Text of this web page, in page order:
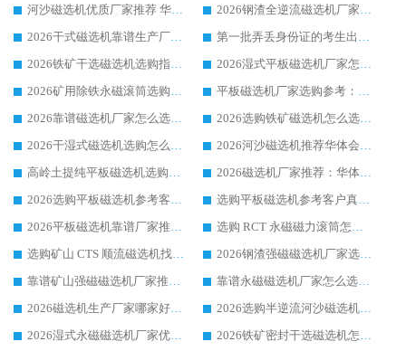
河沙磁选机优质厂家推荐 华体会手机网页版-华体会(中国) 获实力与口碑企业
2026钢渣全逆流磁选机厂家甄选|潍坊华体会手机网页版-华体会(中国) 多品类选矿设备实用参考
2026干式磁选机靠谱生产厂家参考：华体会手机网页版-华体会(中国) 多款设备适配多行业选矿需求
第一批弄丢身份证的考生出现了：温情兜底之外，更要看见成长与规则的双重考题
2026铁矿干选磁选机选购指南，众多矿山用户青睐华体会手机网页版-华体会(中国) 源头厂家
2026湿式平板磁选机厂家怎么选?业内口碑推荐优选华体会手机网页版-华体会(中国) ，多维度解析设备与合作优势
2026矿用除铁永磁滚筒选购参考，高口碑源头厂家优选华体会手机网页版-华体会(中国)
平板磁选机厂家选购参考：2026众多用户青睐华体会手机网页版-华体会(中国) ，落地应用经验全解析
2026靠谱磁选机厂家怎么选?综合实测，众多客户青睐华体会手机网页版-华体会(中国) 设备
2026选购铁矿磁选机怎么选?综合口碑出众的华体会手机网页版-华体会(中国) 值得矿山用户参考
2026干湿式磁选机选购怎么选?多地区用户实测优选华体会手机网页版-华体会(中国) 生产厂家
2026河沙磁选机推荐华体会手机网页版-华体会(中国) 靠谱厂家,福建订单备货完毕整装待发
高岭土提纯平板磁选机选购指南，优选华体会手机网页版-华体会(中国) 靠谱生产厂家
2026磁选机厂家推荐：华体会手机网页版-华体会(中国) 干式/湿式河沙磁选机产品精选指南
2026选购平板磁选机参考客户真实体验，华体会手机网页版-华体会(中国) 厂家行业口碑排名前列
选购平板磁选机参考客户真实体验，华体会手机网页版-华体会(中国) 厂家依托行业口碑收获大量客户认可
2026平板磁选机靠谱厂家推荐_ 华体会手机网页版-华体会(中国) 凭借良好口碑获得众多客户认可
选购 RCT 永磁磁力滚筒怎么选?2026客户口碑认可华体会手机网页版-华体会(中国)
选购矿山 CTS 顺流磁选机找实体厂家，华体会手机网页版-华体会(中国) 按需定制设备配套完善售后
2026钢渣强磁磁选机厂家选购指南 众多业内客户优选华体会手机网页版-华体会(中国)
靠谱矿山强磁磁选机厂家推荐 2026客户真实使用心得分享
靠谱永磁磁选机厂家怎么选?福建客户真实体验分享华体会手机网页版-华体会(中国) 品牌
2026磁选机生产厂家哪家好?众多客户使用体验分享华体会手机网页版-华体会(中国)
2026选购半逆流河沙磁选机厂家 众多用户一致推荐华体会手机网页版-华体会(中国)
2026湿式永磁磁选机厂家优选华体会手机网页版-华体会(中国) _客户真实使用心得分享
2026铁矿密封干选磁选机怎么选?华体会手机网页版-华体会(中国) 厂家客户实操心得分享